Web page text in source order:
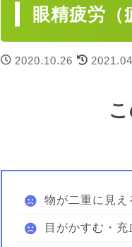
眼精疲労（
2020.10.26
物が二重に見え
目がかすむ・充